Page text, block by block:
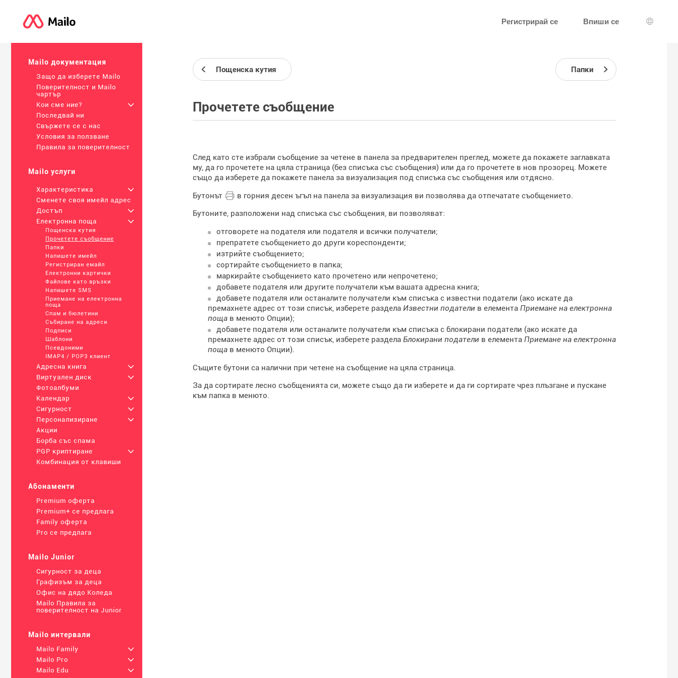
Регистрирай се Впиши се
Избор
Mailo документация
Защо да изберете Mailo
Поверителност и Mailo
чартър
Кои сме ние?
+
Последвай ни
Свържете се с нас
Условия за ползване
Правила за поверителност
Mailo услуги
Характеристика
+
Сменете своя имейл адрес
Достъп
+
Електронна поща
+
Пощенска кутия
Прочетете съобщение
Папки
Напишете имейл
Регистриран емайл
Електронни картички
Файлове като връзки
Напишете SMS
Приемане на електронна
поща
Спам и бюлетини
Събиране на адреси
Подписи
Шаблони
Псевдоними
IMAP4 / POP3 клиент
Адресна книга
+
Виртуален диск
+
Фотоалбуми
Календар
+
Сигурност
+
Персонализиране
+
Акции
Борба със спама
PGP криптиране
+
Комбинация от клавиши
Абонаменти
Premium оферта
Premium+ се предлага
Family оферта
Pro се предлага
Mailo Junior
Сигурност за деца
Графизъм за деца
Офис на дядо Коледа
Mailo Правила за
поверителност на Junior
Mailo интервали
Mailo Family
+
Mailo Pro
+
Mailo Edu
+
Пощенска кутия Папки
Прочетете съобщение
След като сте избрали съобщение за четене в панела за предварителен преглед, можете да покажете заглавката
му, да го прочетете на цяла страница (без списъка със съобщения) или да го прочетете в нов прозорец. Можете
също да изберете да покажете панела за визуализация под списъка със съобщения или отдясно.
Бутонът
в горния десен ъгъл на панела за визуализация ви позволява да отпечатате съобщението.
Бутоните, разположени над списъка със съобщения, ви позволяват:
отговорете на подателя или подателя и всички получатели;
препратете съобщението до други кореспонденти;
изтрийте съобщението;
сортирайте съобщението в папка;
маркирайте съобщението като прочетено или непрочетено;
добавете подателя или другите получатели към вашата адресна книга;
добавете подателя или останалите получатели към списъка с известни податели (ако искате да
премахнете адрес от този списък, изберете раздела Известни податели в елемента Приемане на електронна
поща в менюто Опции);
добавете подателя или останалите получатели към списъка с блокирани податели (ако искате да
премахнете адрес от този списък, изберете раздела Блокирани податели в елемента Приемане на електронна
поща в менюто Опции).
Същите бутони са налични при четене на съобщение на цяла страница.
За да сортирате лесно съобщенията си, можете също да ги изберете и да ги сортирате чрез плъзгане и пускане
към папка в менюто.